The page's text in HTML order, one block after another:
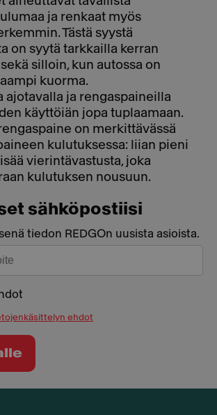
ja renkaat myös
Tästä syystä
on syytä tarkkailla kerran
silloin, kun autossa on
kuorma.
ajotavalla ja rengaspaineilla
käyttöiän jopa tuplaamaan.
on merkittävässä
kulutuksessa: liian pieni
vierintävastusta, joka
kulutuksen nousuun.
sähköpostiisi
tiedon REDGOn uusista asioista.
ehdot